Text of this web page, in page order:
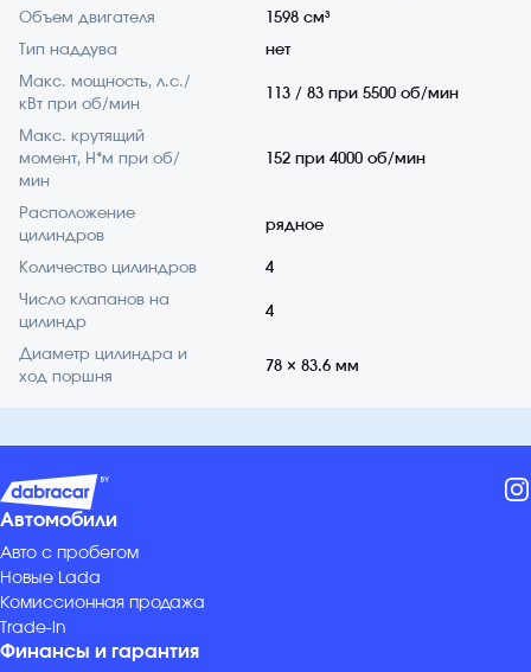
Объем двигателя 1598 см³
Тип наддува нет
Макс. мощность, л.с./
кВт при об/мин
113 / 83 при 5500 об/мин
Макс. крутящий
момент, Н*м при об/
мин
152 при 4000 об/мин
Расположение
цилиндров
рядное
Количество цилиндров 4
Число клапанов на
цилиндр
4
Диаметр цилиндра и
ход поршня
78 × 83.6 мм
Автомобили
Авто с пробегом
Новые Lada
Комиссионная продажа
Trade-in
Финансы и гарантия